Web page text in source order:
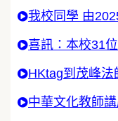
我校同學 由
喜訊：本校31
HKtag到茂峰
中華文化教師